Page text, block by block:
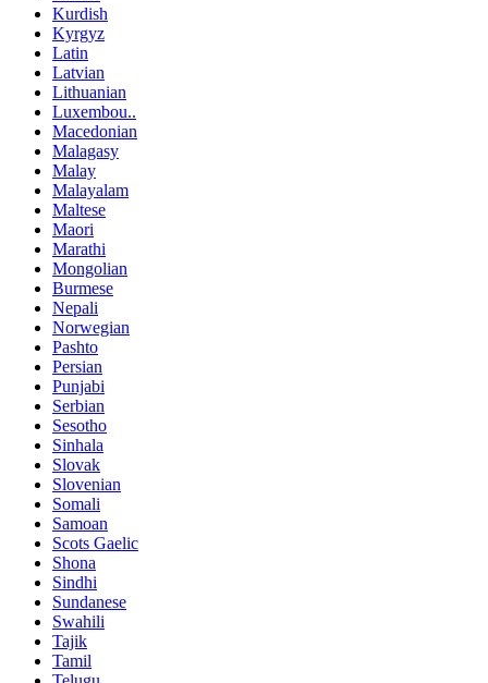
Kurdish
Kyrgyz
Latin
Latvian
Lithuanian
Luxembou..
Macedonian
Malagasy
Malay
Malayalam
Maltese
Maori
Marathi
Mongolian
Burmese
Nepali
Norwegian
Pashto
Persian
Punjabi
Serbian
Sesotho
Sinhala
Slovak
Slovenian
Somali
Samoan
Scots Gaelic
Shona
Sindhi
Sundanese
Swahili
Tajik
Tamil